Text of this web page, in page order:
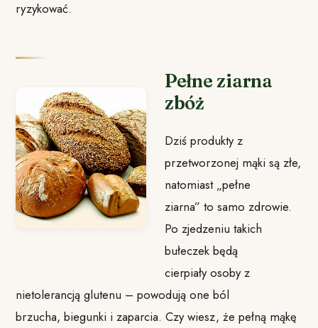
ryzykować.
Pełne ziarna
zbóż
Dziś produkty z
przetworzonej mąki są złe,
natomiast „pełne
ziarna” to samo zdrowie.
Po zjedzeniu takich
bułeczek będą
cierpiały osoby z
nietolerancją glutenu – powodują one ból
brzucha, biegunki i zaparcia. Czy wiesz, że pełną mąkę